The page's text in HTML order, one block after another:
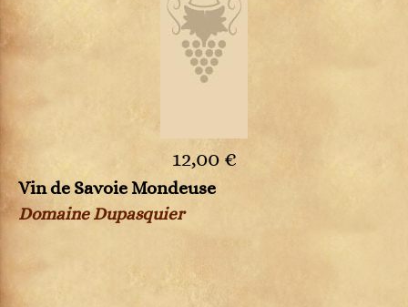
12,00 €
Vin de Savoie Mondeuse
Domaine Dupasquier